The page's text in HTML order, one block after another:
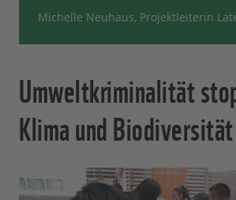
Michelle Neuhaus, Projektleiterin
Umweltkriminalität
Klima und